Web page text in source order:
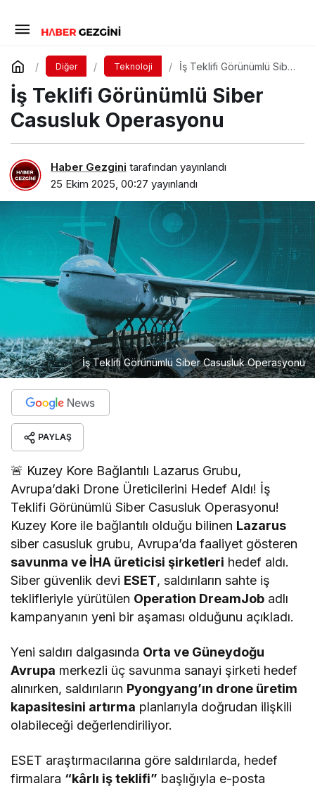
Diğer Teknoloji
İş Teklifi Görünümlü Siber
İş Teklifi Görünümlü Siber
Casusluk Operasyonu
Haber Gezgini tarafından yayınlandı
25 Ekim 2025, 00:27 yayınlandı
İş Teklifi Görünümlü Siber Casusluk Operasyonu
PAYLAŞ
🚨 Kuzey Kore Bağlantılı Lazarus Grubu,
Avrupa’daki Drone Üreticilerini Hedef Aldı! İş
Teklifi Görünümlü Siber Casusluk Operasyonu!
Kuzey Kore ile bağlantılı olduğu bilinen Lazarus
siber casusluk grubu, Avrupa’da faaliyet gösteren
savunma ve İHA üreticisi şirketleri hedef aldı.
Siber güvenlik devi ESET, saldırıların sahte iş
teklifleriyle yürütülen Operation DreamJob adlı
kampanyanın yeni bir aşaması olduğunu açıkladı.
Yeni saldırı dalgasında Orta ve Güneydoğu
Avrupa merkezli üç savunma sanayi şirketi hedef
alınırken, saldırıların Pyongyang’ın drone üretim
kapasitesini artırma planlarıyla doğrudan ilişkili
olabileceği değerlendiriliyor.
ESET araştırmacılarına göre saldırılarda, hedef
firmalara “kârlı iş teklifi” başlığıyla e-posta